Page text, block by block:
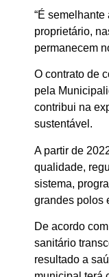
“É
proprietário,
permanecem
O contrato de
pela
contribui na
sustentável.
A partir de
qualidade,
sistema,
grandes polos
De acordo
sanitário
resultado a